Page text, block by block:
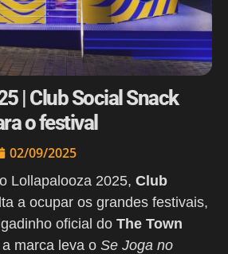
| Club Social Snack
o festival
02/09/2025
Lollapalooza 2025, Club
a ocupar os grandes festivais,
oficial do The Town
marca leva o Se Joga no